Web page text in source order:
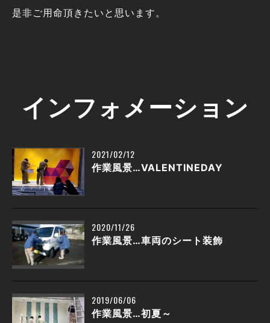
是非ご用命頂きたいと思います。
インフォメーション
2021/02/12
作業風景…VALENTINEDAY
2020/11/26
作業風景…車両のシート装飾
2019/06/06
作業風景…初夏～